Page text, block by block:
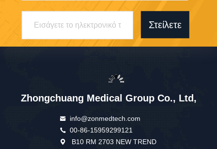
Στείλετε
Zhongchuang Medical Group Co., Ltd,
info@zonmedtech.com
00-86-15959299121
Β10 RM 2703 NEW TREND